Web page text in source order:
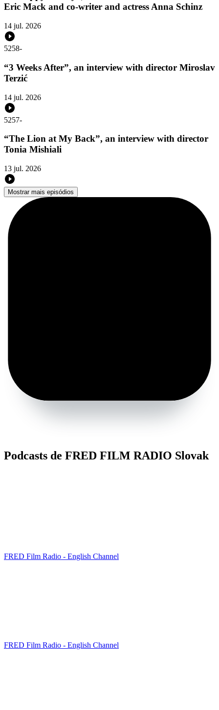
Eric Mack and co-writer and actress Anna Schinz
14 jul. 2026
5258-
“3 Weeks After”, an interview with director Miroslav
Terzić
14 jul. 2026
5257-
“The Lion at My Back”, an interview with director
Tonia Mishiali
13 jul. 2026
Mostrar mais episódios
Podcasts de FRED FILM RADIO Slovak
FRED Film Radio - English Channel
FRED Film Radio - English Channel